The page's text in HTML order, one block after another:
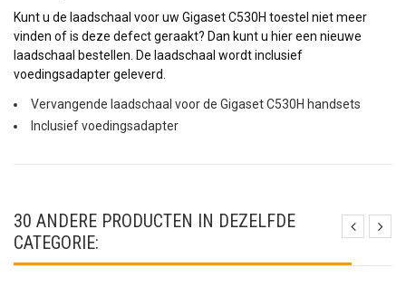
Kunt u de laadschaal voor uw Gigaset C530H toestel niet meer
vinden of is deze defect geraakt? Dan kunt u hier een nieuwe
laadschaal bestellen. De laadschaal wordt inclusief
voedingsadapter geleverd.
Vervangende laadschaal voor de Gigaset C530H handsets
Inclusief voedingsadapter
30 ANDERE PRODUCTEN IN DEZELFDE
CATEGORIE: